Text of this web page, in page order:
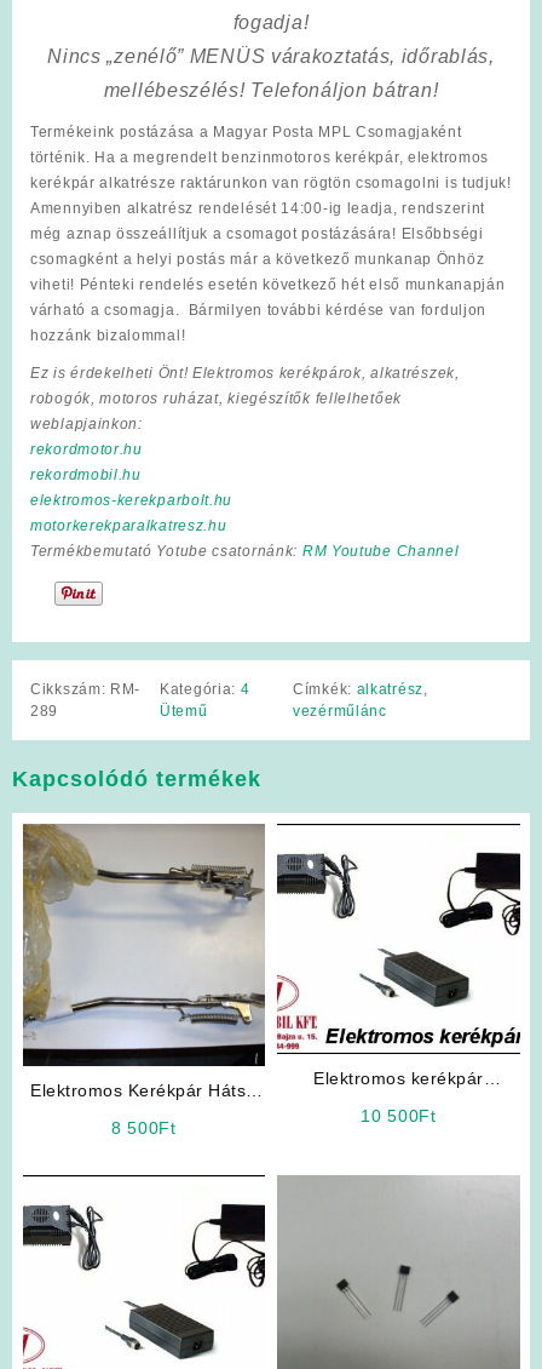
fogadja!
Nincs „zenélő” MENÜS várakoztatás, időrablás,
mellébeszélés! Telefonáljon bátran!
Termékeink postázása a Magyar Posta MPL Csomagjaként
történik. Ha a megrendelt benzinmotoros kerékpár, elektromos
kerékpár alkatrésze raktárunkon van rögtön csomagolni is tudjuk!
Amennyiben alkatrész rendelését 14:00-ig leadja, rendszerint
még aznap összeállítjuk a csomagot postázására! Elsőbbségi
csomagként a helyi postás már a következő munkanap Önhöz
viheti! Pénteki rendelés esetén következő hét első munkanapján
várható a csomagja. Bármilyen további kérdése van forduljon
hozzánk bizalommal!
Ez is érdekelheti Önt! Elektromos kerékpárok, alkatrészek,
robogók, motoros ruházat, kiegészítők fellelhetőek
weblapjainkon:
rekordmotor.hu
rekordmobil.hu
elektromos-kerekparbolt.hu
motorkerekparalkatresz.hu
Termékbemutató Yotube csatornánk: RM Youtube Channel
Cikkszám: RM-
289
Kategória: 4
Ütemű
Címkék: alkatrész,
vezérműlánc
Kapcsolódó termékek
Elektromos Kerékpár Hátsó
8 500Ft
Elektromos kerékpár
10 500Ft